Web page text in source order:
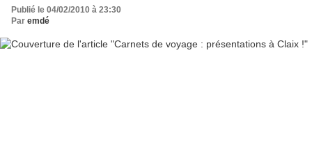
Publié le 04/02/2010 à 23:30
Par emdé